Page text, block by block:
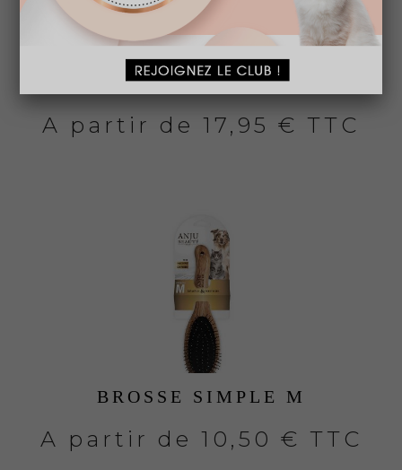
LOTION SPRAY BI-PHASE
A partir de 17,95 € TTC
BROSSE SIMPLE M
A partir de 10,50 € TTC